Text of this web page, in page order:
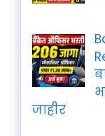
जाहीर